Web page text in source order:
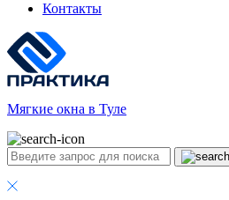
Контакты
Мягкие окна в Туле